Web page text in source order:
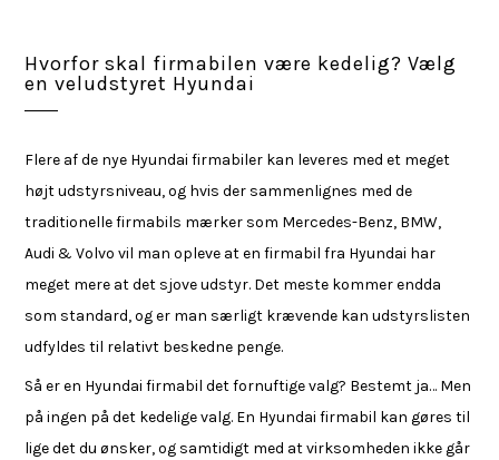
Hvorfor skal firmabilen være kedelig? Vælg
en veludstyret Hyundai
Flere af de nye Hyundai firmabiler kan leveres med et meget
højt udstyrsniveau, og hvis der sammenlignes med de
traditionelle firmabils mærker som Mercedes-Benz, BMW,
Audi & Volvo vil man opleve at en firmabil fra Hyundai har
meget mere at det sjove udstyr. Det meste kommer endda
som standard, og er man særligt krævende kan udstyrslisten
udfyldes til relativt beskedne penge.
Så er en Hyundai firmabil det fornuftige valg? Bestemt ja… Men
på ingen på det kedelige valg. En Hyundai firmabil kan gøres til
lige det du ønsker, og samtidigt med at virksomheden ikke går